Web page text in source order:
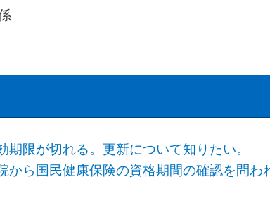
限が切れる。更新について知りたい。
ら国民健康保険の資格期間の確認を問わ